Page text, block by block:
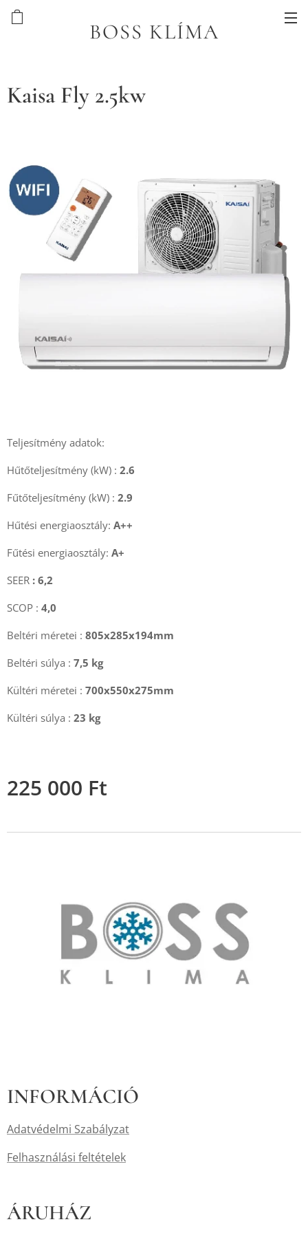
BOSS KLÍMA
Kaisa Fly 2.5kw
Teljesítmény adatok:
Hűtőteljesítmény (kW) : 2.6
Fűtőteljesítmény (kW) : 2.9
Hűtési energiaosztály: A++
Fűtési energiaosztály: A+
SEER : 6,2
SCOP : 4,0
Beltéri méretei : 805x285x194mm
Beltéri súlya : 7,5 kg
Kültéri méretei : 700x550x275mm
Kültéri súlya : 23 kg
225 000 Ft
INFORMÁCIÓ
Adatvédelmi Szabályzat
Felhasználási feltételek
ÁRUHÁZ